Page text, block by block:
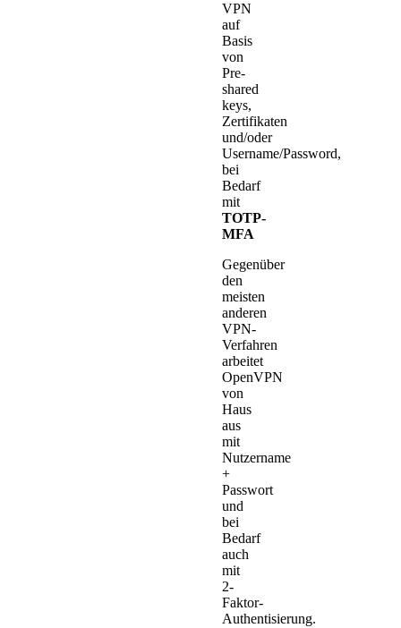
VPN
auf
Basis
von
Pre-
shared
keys,
Zertifikaten
und/oder
Username/Password,
bei
Bedarf
mit
TOTP-
MFA
Gegenüber
den
meisten
anderen
VPN-
Verfahren
arbeitet
OpenVPN
von
Haus
aus
mit
Nutzername
+
Passwort
und
bei
Bedarf
auch
mit
2-
Faktor-
Authentisierung.